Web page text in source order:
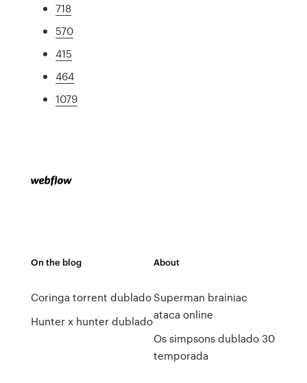
718
570
415
464
1079
On the blog
Coringa torrent dublado
Hunter x hunter dublado
About
Superman brainiac
ataca online
Os simpsons dublado 30
temporada